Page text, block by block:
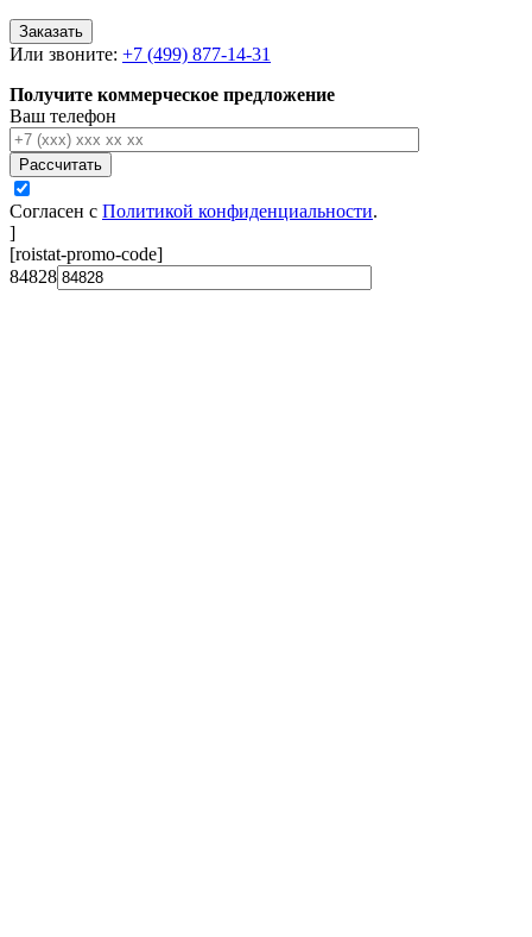
Заказать
Или звоните: +7 (499) 877-14-31
Получите коммерческое предложение
Ваш телефон
Рассчитать
Согласен с Политикой конфиденциальности.
]
[roistat-promo-code]
84828